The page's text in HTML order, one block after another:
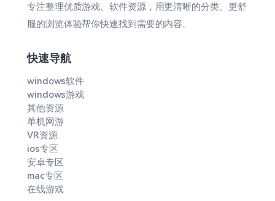
专注整理优质游戏、软件资源，用更清晰的分类、更舒
服的浏览体验帮你快速找到需要的内容。
快速导航
windows软件
windows游戏
其他资源
单机网游
VR资源
ios专区
安卓专区
mac专区
在线游戏